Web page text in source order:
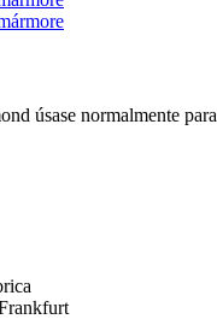
úsase normalmente